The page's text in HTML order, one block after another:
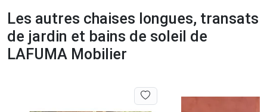
Les autres chaises longues, transats
de jardin et bains de soleil de
LAFUMA Mobilier